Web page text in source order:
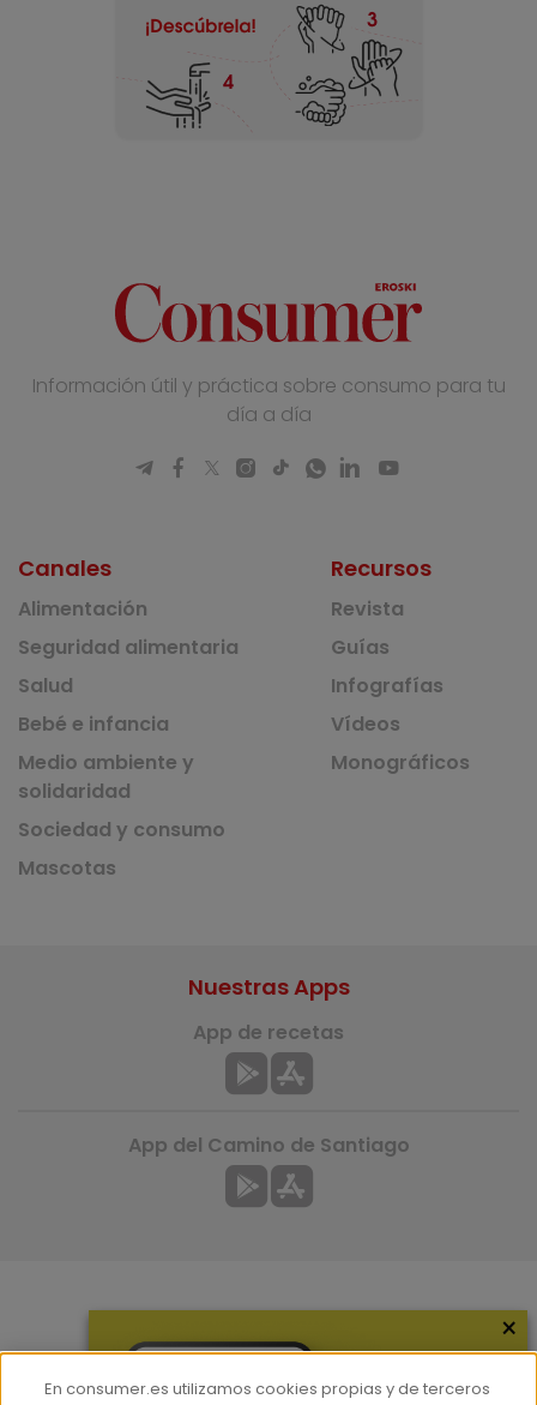
Información útil y práctica sobre consumo para tu
día a día
Canales
Alimentación
Seguridad alimentaria
Salud
Bebé e infancia
Medio ambiente y
solidaridad
Sociedad y consumo
Mascotas
Recursos
Revista
Guías
Infografías
Vídeos
Monográficos
Nuestras Apps
App de recetas
App del Camino de Santiago
×
En consumer.es utilizamos cookies propias y de terceros